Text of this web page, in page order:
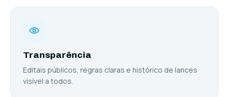
Transparência
Editais públicos, regras claras e histórico de lances
visível a todos.